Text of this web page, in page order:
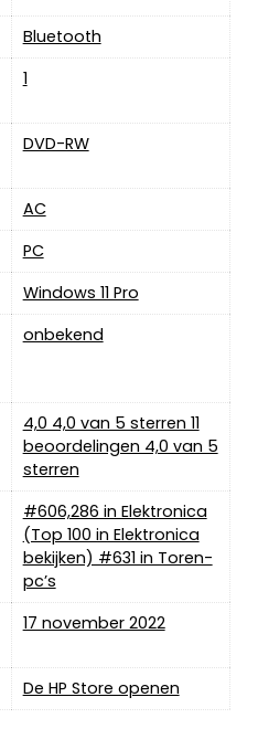
‎Bluetooth
‎1
‎DVD-RW
‎AC
‎PC
‎Windows 11 Pro
‎onbekend
4,0 4,0 van 5 sterren 11
beoordelingen 4,0 van 5
sterren
#606,286 in Elektronica
(Top 100 in Elektronica
bekijken) #631 in Toren-
pc’s
17 november 2022
De HP Store openen